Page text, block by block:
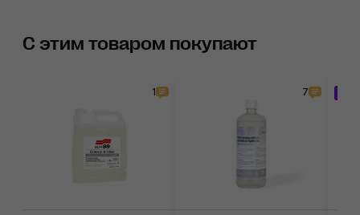
С этим товаром покупают
1 7